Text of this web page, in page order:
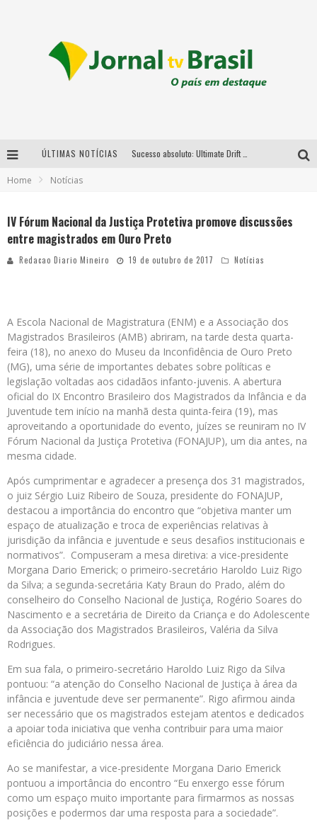
ÚLTIMAS NOTÍCIAS
Home Notícias
IV Fórum Nacional da Justiça Protetiva promove discussões
entre magistrados em Ouro Preto
Redacao Diario Mineiro 19 de outubro de 2017 Notícias
A Escola Nacional de Magistratura (ENM) e a Associação dos
Magistrados Brasileiros (AMB) abriram, na tarde desta quarta-
feira (18), no anexo do Museu da Inconfidência de Ouro Preto
(MG), uma série de importantes debates sobre políticas e
legislação voltadas aos cidadãos infanto-juvenis. A abertura
oficial do IX Encontro Brasileiro dos Magistrados da Infância e da
Juventude tem início na manhã desta quinta-feira (19), mas
aproveitando a oportunidade do evento, juízes se reuniram no IV
Fórum Nacional da Justiça Protetiva (FONAJUP), um dia antes, na
mesma cidade.
Após cumprimentar e agradecer a presença dos 31 magistrados,
o juiz Sérgio Luiz Ribeiro de Souza, presidente do FONAJUP,
destacou a importância do encontro que “objetiva manter um
espaço de atualização e troca de experiências relativas à
jurisdição da infância e juventude e seus desafios institucionais e
normativos”. Compuseram a mesa diretiva: a vice-presidente
Morgana Dario Emerick; o primeiro-secretário Haroldo Luiz Rigo
da Silva; a segunda-secretária Katy Braun do Prado, além do
conselheiro do Conselho Nacional de Justiça, Rogério Soares do
Nascimento e a secretária de Direito da Criança e do Adolescente
da Associação dos Magistrados Brasileiros, Valéria da Silva
Rodrigues.
Em sua fala, o primeiro-secretário Haroldo Luiz Rigo da Silva
pontuou: “a atenção do Conselho Nacional de Justiça à área da
infância e juventude deve ser permanente”. Rigo afirmou ainda
ser necessário que os magistrados estejam atentos e dedicados
a apoiar toda iniciativa que venha contribuir para uma maior
eficiência do judiciário nessa área.
Ao se manifestar, a vice-presidente Morgana Dario Emerick
pontuou a importância do encontro “Eu enxergo esse fórum
como um espaço muito importante para firmarmos as nossas
posições e podermos dar uma resposta para a sociedade”.